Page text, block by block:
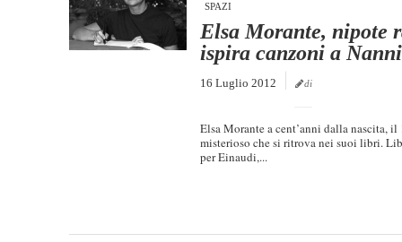
SPAZI
Elsa Morante, nipote
ispira canzoni a
16 Luglio 2012 di
Elsa Morante a cent’anni dalla nascita,
misterioso che si ritrova nei suoi libri.
per Einaudi,...